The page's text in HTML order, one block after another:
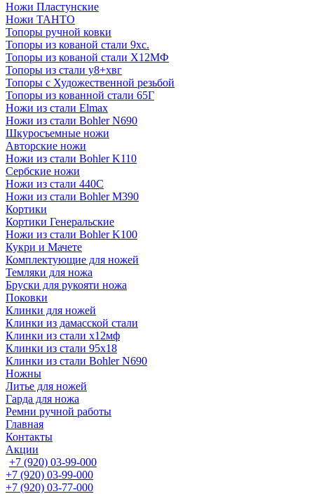
Ножи Пластунские
Ножи ТАНТО
Топоры ручной ковки
Топоры из кованой стали 9хс.
Топоры из кованой стали Х12МФ
Топоры из стали у8+хвг
Топоры с Художественной резьбой
Топоры из кованной стали 65Г
Ножи из стали Elmax
Ножи из стали Bohler N690
Шкуросъемные ножи
Авторские ножи
Ножи из стали Bohler K110
Сербские ножи
Ножи из стали 440С
Ножи из стали Bohler M390
Кортики
Кортики Генеральские
Ножи из стали Bohler K100
Кукри и Мачете
Комплектующие для ножей
Темляки для ножа
Бруски для рукояти ножа
Поковки
Клинки для ножей
Клинки из дамасской стали
Клинки из стали х12мф
Клинки из стали 95х18
Клинки из стали Bohler N690
Ножны
Литье для ножей
Гарда для ножа
Ремни ручной работы
Главная
Контакты
Акции
+7 (920) 03-99-000
+7 (920) 03-99-000
+7 (920) 03-77-000